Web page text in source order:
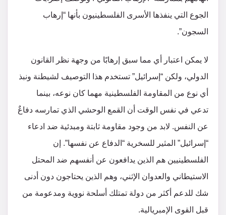
الجوع التي ينفذها الأسرى الفلسطينيون بأنها “إرهاب
السجون”.
لا يمكن اعتبار أي مما سبق إرهابًا من وجهة نظر القانون
الدولي، ولكن “إسرائيل” تستخدم هذا التوصيف لشيطنة ونبذ
أي نوع من المقاومة الفلسطينية مهما كان نوعه، بينما
تدعي في نفس الوقت أن القمع الوحشي الذي تمارسه دفاعٌ
عن النفس. لابد من وجود مقاومة ثابتة ومبدئية ضد ادعاء
“إسرائيل” المثير للسخرية “الدفاع عن نفسها”. إن
الفلسطينيين هم الذين يدافعون عن أنفسهم ضد المحتل
الاستيطاني والعدوان الإثني، وهم الذين يحتاجون دون أدنى
شك للدعم أكثر من دولة تمتلك أسلحة نووية ومدعومة من
قبل القوى الإمبريالية.